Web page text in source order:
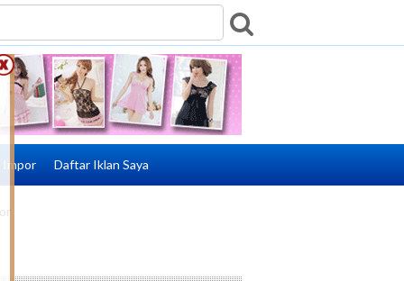
Impor Daftar Iklan Saya